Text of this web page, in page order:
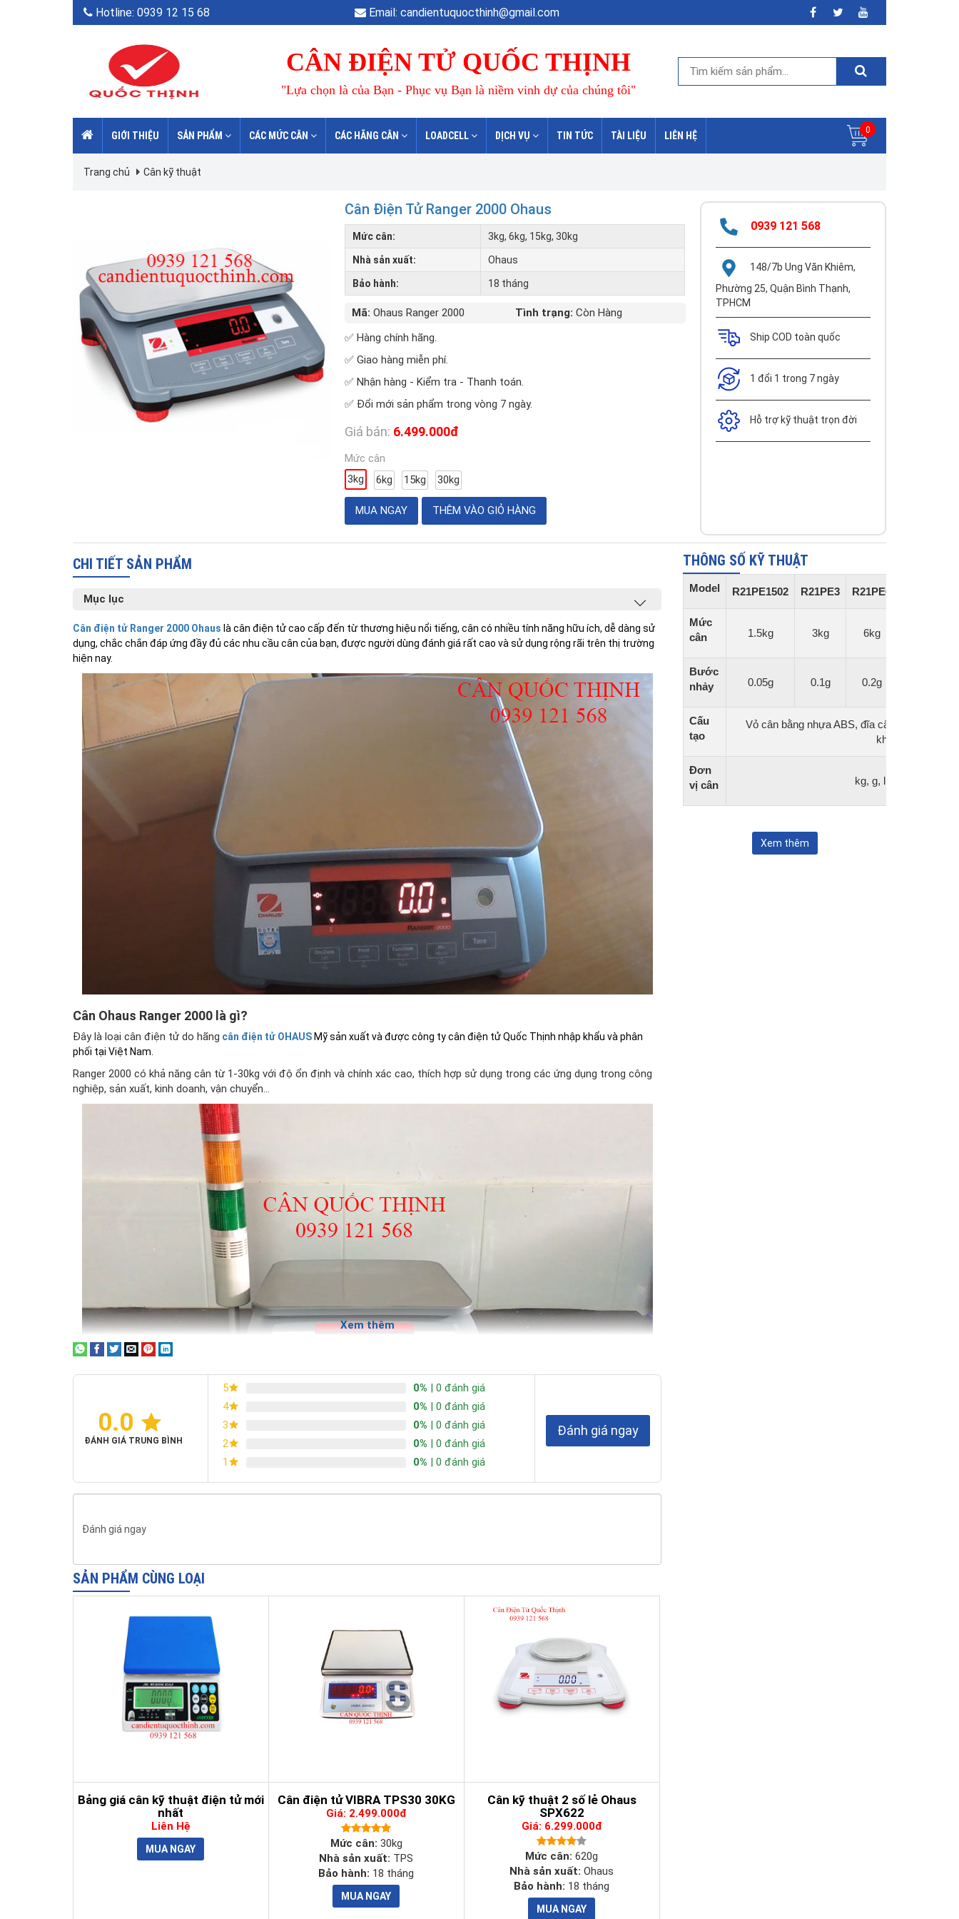
Hotline: 0939 12 15 68 Email: candientuquocthinh@gmail.com
CÂN ĐIỆN TỬ QUỐC THỊNH
"Lựa chọn là của Bạn - Phục vụ Bạn là niềm vinh dự của chúng tôi"
GIỚI THIỆU SẢN PHẨM CÁC MỨC CÂN CÁC HÃNG CÂN LOADCELL DỊCH VỤ TIN TỨC TÀI LIỆU LIÊN HỆ 0
Trang chủ Cân kỹ thuật
Cân Điện Tử Ranger 2000 Ohaus
Mức cân: 3kg, 6kg, 15kg, 30kg
Nhà sản xuất: Ohaus
Bảo hành: 18 tháng
Mã: Ohaus Ranger 2000 Tình trạng: Còn Hàng
✅ Hàng chính hãng.
✅ Giao hàng miễn phí.
✅ Nhận hàng - Kiểm tra - Thanh toán.
✅ Đổi mới sản phẩm trong vòng 7 ngày.
Giá bán: 6.499.000đ
Mức cân
3kg
6kg 15kg 30kg
0939 121 568
148/7b Ung Văn Khiêm,
Phường 25, Quận Bình Thạnh,
TPHCM
Ship COD toàn quốc
1 đổi 1 trong 7 ngày
Hỗ trợ kỹ thuật trọn đời
CHI TIẾT SẢN PHẨM
Mục lục
Cân điện tử Ranger 2000 Ohaus là cân điện tử cao cấp đến từ thương hiệu nổi tiếng, cân có nhiều tính năng hữu ích, dễ dàng sử
dụng, chắc chắn đáp ứng đầy đủ các nhu cầu cân của bạn, được người dùng đánh giá rất cao và sử dụng rộng rãi trên thị trường
hiện nay.
Cân Ohaus Ranger 2000 là gì?
Đây là loại cân điện tử do hãng cân điện tử OHAUS Mỹ sản xuất và được công ty cân điện tử Quốc Thịnh nhập khẩu và phân
phối tại Việt Nam.
Ranger 2000 có khả năng cân từ 1-30kg với độ ổn định và chính xác cao, thích hợp sử dụng trong các ứng dụng trong công
nghiệp, sản xuất, kinh doanh, vận chuyển...
>>> Xem thêm:
Các tính năng nổi bật của cân điện tử Ohaus Ranger 2000
bảy chế độ ứng dụng, Ranger 2000 là chiếc cân lý tưởng để đáp ứng nhiều ứng dụng trong công nghiệp nặng.
nhiều điều kiện môi trường khác nhau.
- Đĩa cân được làm bằng Inox, bề mặt rộng rãi, có thể tháo rời sau khi sử dụng, giúp kéo dài tuổi thọ của cân.
Xem thêm
0.0
ĐÁNH GIÁ TRUNG BÌNH
5 0% | 0 đánh giá
4
0% | 0 đánh giá
3
0% | 0 đánh giá
2
0% | 0 đánh giá
1
0% | 0 đánh giá
Đánh giá ngay
Đánh giá ngay
SẢN PHẨM CÙNG LOẠI
Bảng giá cân kỹ thuật điện tử mới
nhất
Liên Hệ
Cân điện tử VIBRA TPS30 30KG
Giá: 2.499.000đ
Mức cân: 30kg
Nhà sản xuất: TPS
Bảo hành: 18 tháng
Cân kỹ thuật 2 số lẻ Ohaus
SPX622
Giá: 6.299.000đ
Mức cân:620g
Nhà sản xuất:Ohaus
Bảo hành: 18 tháng
THÔNG SỐ KỸ THUẬT
Model R21PE1502 R21PE3 R21PE6
Mức
cân
1.5kg 3kg 6kg
Bước
nhảy
0.05g 0.1g 0.2g
Cấu
tạo
Vỏ cân bằng nhựa ABS, đĩa cân bằng nhựa
không gỉ
Đơn
vị cân
kg, g, lb, oz, lb:oz
Xem thêm